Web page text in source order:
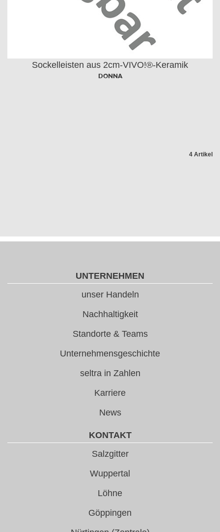
Sockelleisten aus 2cm-VIVO!®-Keramik
DONNA
4 Artikel
UNTERNEHMEN
unser Handeln
Nachhaltigkeit
Standorte & Teams
Unternehmensgeschichte
seltra in Zahlen
Karriere
News
KONTAKT
Salzgitter
Wuppertal
Löhne
Göppingen